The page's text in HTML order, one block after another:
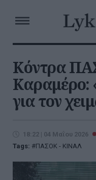
Κόντρα
Καραμέρο:
για τον
18:22 | 04 Μαΐου 2026
Tags:
ΠΑΣΟΚ - ΚΙΝΑΛ